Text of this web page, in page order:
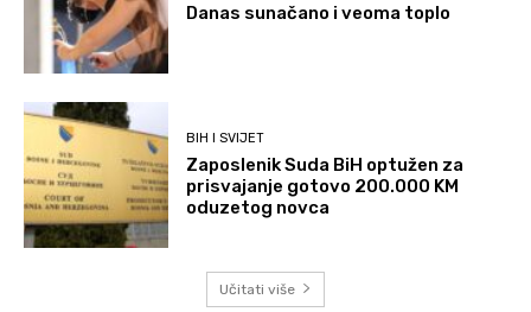
Danas sunačano i veoma toplo
BIH I SVIJET
Zaposlenik Suda BiH optužen za
prisvajanje gotovo 200.000 KM
oduzetog novca
Učitati više